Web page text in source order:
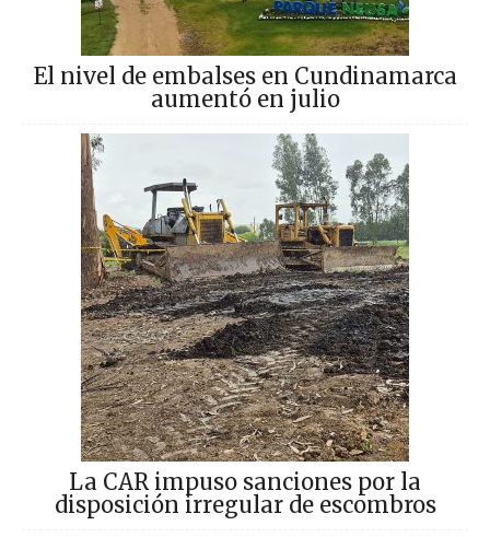
El nivel de embalses en Cundinamarca
aumentó en julio
La CAR impuso sanciones por la
disposición irregular de escombros